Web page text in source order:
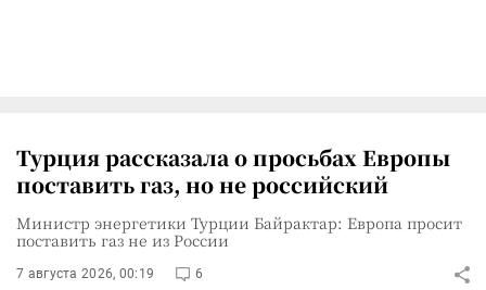
Турция рассказала о просьбах Европы
поставить газ, но не российский
Министр энергетики Турции Байрактар: Европа просит
поставить газ не из России
7 августа 2026, 00:19 6